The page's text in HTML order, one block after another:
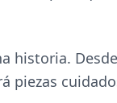
historia.
piezas